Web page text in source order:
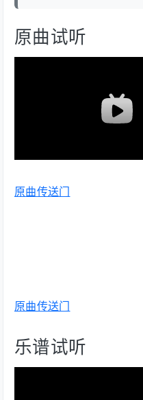
原曲试听
原曲传送门
原曲传送门
乐谱试听